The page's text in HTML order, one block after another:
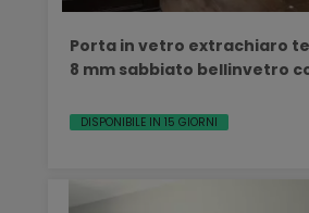
Porta in vetro extrachiaro
8 mm sabbiato bellinvetro
DISPONIBILE IN 15 GIORNI